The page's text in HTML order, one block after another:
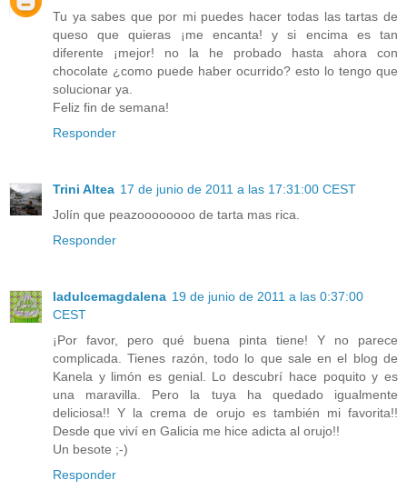
Tu ya sabes que por mi puedes hacer todas las tartas de
queso que quieras ¡me encanta! y si encima es tan
diferente ¡mejor! no la he probado hasta ahora con
chocolate ¿como puede haber ocurrido? esto lo tengo que
solucionar ya.
Feliz fin de semana!
Responder
Trini Altea 17 de junio de 2011 a las 17:31:00 CEST
Jolín que peazoooooooo de tarta mas rica.
Responder
ladulcemagdalena 19 de junio de 2011 a las 0:37:00
CEST
¡Por favor, pero qué buena pinta tiene! Y no parece
complicada. Tienes razón, todo lo que sale en el blog de
Kanela y limón es genial. Lo descubrí hace poquito y es
una maravilla. Pero la tuya ha quedado igualmente
deliciosa!! Y la crema de orujo es también mi favorita!!
Desde que viví en Galicia me hice adicta al orujo!!
Un besote ;-)
Responder